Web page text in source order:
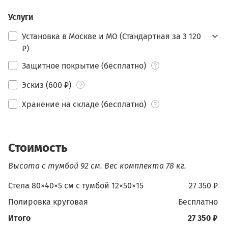
Услуги
Установка в Москве и МО (Стандартная за 3 120
₽)
Защитное покрытие (бесплатно)
Эскиз (600 ₽)
Хранение на складе (бесплатно)
Стоимость
Высота с тумбой 92 см. Вес комплекта 78 кг.
27 350 ₽
Стела 80×40×5 см c тумбой 12×50×15
бесплатно
Полировка круговая
27 350 ₽
Итого